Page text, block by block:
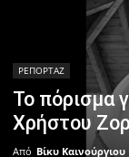
ΡΕΠΟΡΤΑΖ
Το πόρισμα
Χρήστου
Από Βίκυ Καινούργιου